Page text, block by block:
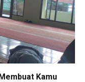
Kamu